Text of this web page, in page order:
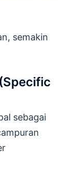
semakin
sebagai